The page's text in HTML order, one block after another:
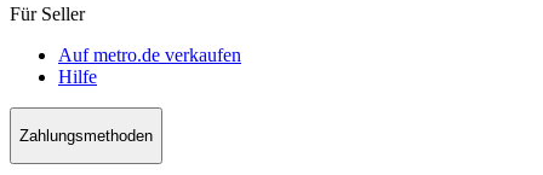
Für Seller
Auf metro.de verkaufen
Hilfe
Zahlungsmethoden